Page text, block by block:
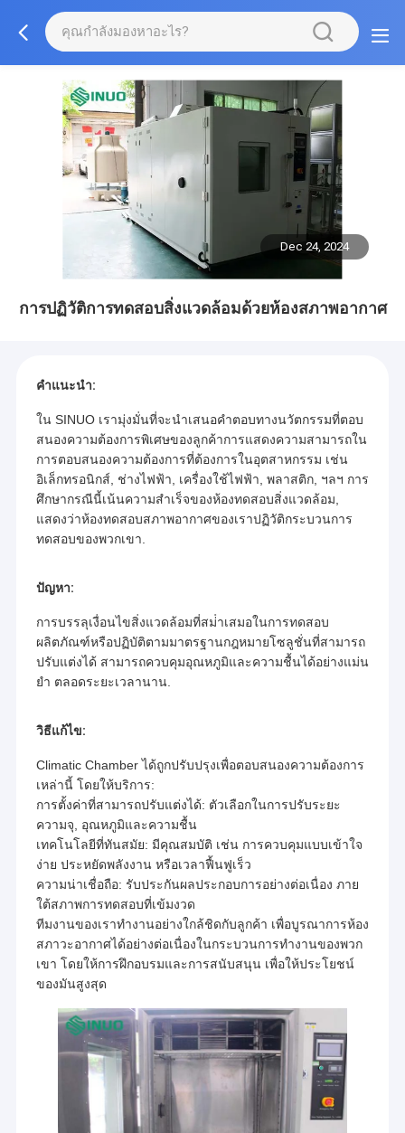
Dec 24, 2024
การปฏิวัติการทดสอบสิ่งแวดล้อมด้วยห้องสภาพอากาศ
คําแนะนํา:
ใน SINUO เรามุ่งมั่นที่จะนําเสนอคําตอบทางนวัตกรรมที่ตอบ
สนองความต้องการพิเศษของลูกค้าการแสดงความสามารถใน
การตอบสนองความต้องการที่ต้องการในอุตสาหกรรม เช่น
อิเล็กทรอนิกส์, ช่างไฟฟ้า, เครื่องใช้ไฟฟ้า, พลาสติก, ฯลฯ การ
ศึกษากรณีนี้เน้นความสําเร็จของห้องทดสอบสิ่งแวดล้อม,
แสดงว่าห้องทดสอบสภาพอากาศของเราปฏิวัติกระบวนการ
ทดสอบของพวกเขา.
ปัญหา:
การบรรลุเงื่อนไขสิ่งแวดล้อมที่สม่ําเสมอในการทดสอบ
ผลิตภัณฑ์หรือปฏิบัติตามมาตรฐานกฎหมายโซลูชั่นที่สามารถ
ปรับแต่งได้ สามารถควบคุมอุณหภูมิและความชื้นได้อย่างแม่น
ยํา ตลอดระยะเวลานาน.
วิธีแก้ไข:
Climatic Chamber ได้ถูกปรับปรุงเพื่อตอบสนองความต้องการ
เหล่านี้ โดยให้บริการ:
การตั้งค่าที่สามารถปรับแต่งได้: ตัวเลือกในการปรับระยะ
ความจุ, อุณหภูมิและความชื้น
เทคโนโลยีที่ทันสมัย: มีคุณสมบัติ เช่น การควบคุมแบบเข้าใจ
ง่าย ประหยัดพลังงาน หรือเวลาฟื้นฟูเร็ว
ความน่าเชื่อถือ: รับประกันผลประกอบการอย่างต่อเนื่อง ภาย
ใต้สภาพการทดสอบที่เข้มงวด
ทีมงานของเราทํางานอย่างใกล้ชิดกับลูกค้า เพื่อบูรณาการห้อง
สภาวะอากาศได้อย่างต่อเนื่องในกระบวนการทํางานของพวก
เขา โดยให้การฝึกอบรมและการสนับสนุน เพื่อให้ประโยชน์
ของมันสูงสุด